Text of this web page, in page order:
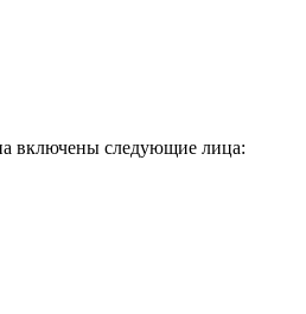
включены следующие лица: